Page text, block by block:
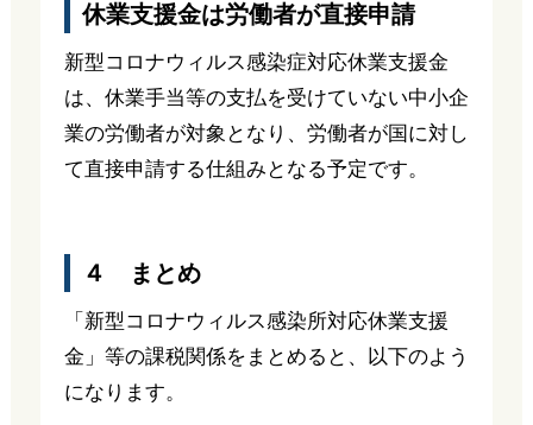
休業支援金は労働者が直接申請
新型コロナウィルス感染症対応休業支援金
は、休業手当等の支払を受けていない中小企
業の労働者が対象となり、労働者が国に対し
て直接申請する仕組みとなる予定です。
４ まとめ
「新型コロナウィルス感染所対応休業支援
金」等の課税関係をまとめると、以下のよう
になります。